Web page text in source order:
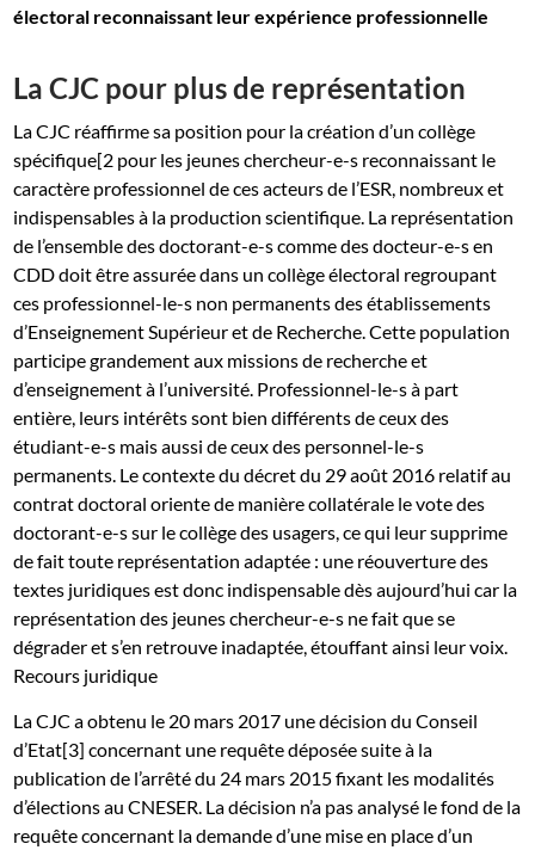
électoral reconnaissant leur expérience professionnelle
La CJC pour plus de représentation
La CJC réaffirme sa position pour la création d’un collège
spécifique[2 pour les jeunes chercheur-e-s reconnaissant le
caractère professionnel de ces acteurs de l’ESR, nombreux et
indispensables à la production scientifique. La représentation
de l’ensemble des doctorant-e-s comme des docteur-e-s en
CDD doit être assurée dans un collège électoral regroupant
ces professionnel-le-s non permanents des établissements
d’Enseignement Supérieur et de Recherche. Cette population
participe grandement aux missions de recherche et
d’enseignement à l’université. Professionnel-le-s à part
entière, leurs intérêts sont bien différents de ceux des
étudiant-e-s mais aussi de ceux des personnel-le-s
permanents. Le contexte du décret du 29 août 2016 relatif au
contrat doctoral oriente de manière collatérale le vote des
doctorant-e-s sur le collège des usagers, ce qui leur supprime
de fait toute représentation adaptée : une réouverture des
textes juridiques est donc indispensable dès aujourd’hui car la
représentation des jeunes chercheur-e-s ne fait que se
dégrader et s’en retrouve inadaptée, étouffant ainsi leur voix.
Recours juridique
La CJC a obtenu le 20 mars 2017 une décision du Conseil
d’Etat[3] concernant une requête déposée suite à la
publication de l’arrêté du 24 mars 2015 fixant les modalités
d’élections au CNESER. La décision n’a pas analysé le fond de la
requête concernant la demande d’une mise en place d’un